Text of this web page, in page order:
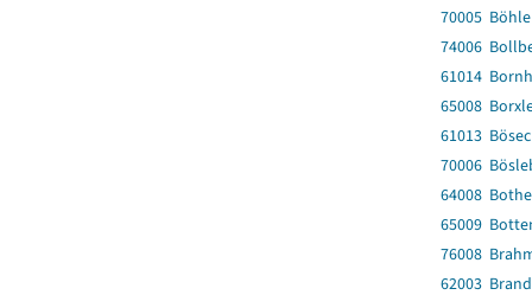
70005
74006
61014
65008
61013
70006
64008
65009
76008
62003